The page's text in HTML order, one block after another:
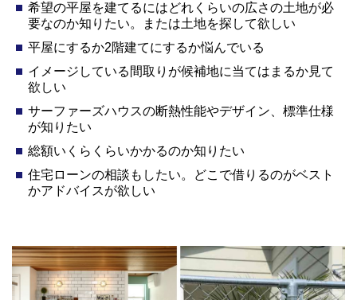
希望の平屋を建てるにはどれくらいの広さの土地が必
要なのか知りたい。または土地を探して欲しい
平屋にするか2階建てにするか悩んでいる
イメージしている間取りが候補地に当てはまるか見て
欲しい
サーファーズハウスの断熱性能やデザイン、標準仕様
が知りたい
総額いくらくらいかかるのか知りたい
住宅ローンの相談もしたい。どこで借りるのがベスト
かアドバイスが欲しい